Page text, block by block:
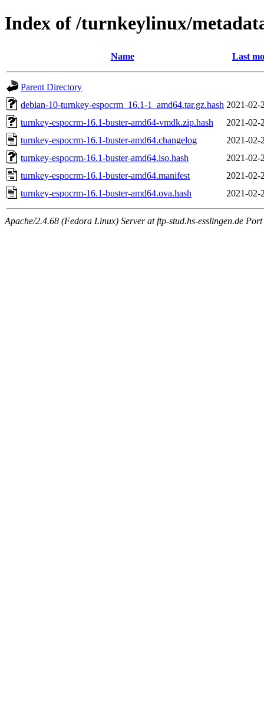
Index of /turnkeylinux/
Name Last
Parent Directory
debian-10-turnkey-espocrm_16.1-1_amd64.tar.gz.hash 2021-02-
turnkey-espocrm-16.1-buster-amd64-vmdk.zip.hash
2021-02-
turnkey-espocrm-16.1-buster-amd64.changelog
2021-02-
turnkey-espocrm-16.1-buster-amd64.iso.hash
2021-02-
turnkey-espocrm-16.1-buster-amd64.manifest
2021-02-
turnkey-espocrm-16.1-buster-amd64.ova.hash
2021-02-
Apache/2.4.68 (Fedora Linux) Server at ftp-stud.hs-esslingen.de